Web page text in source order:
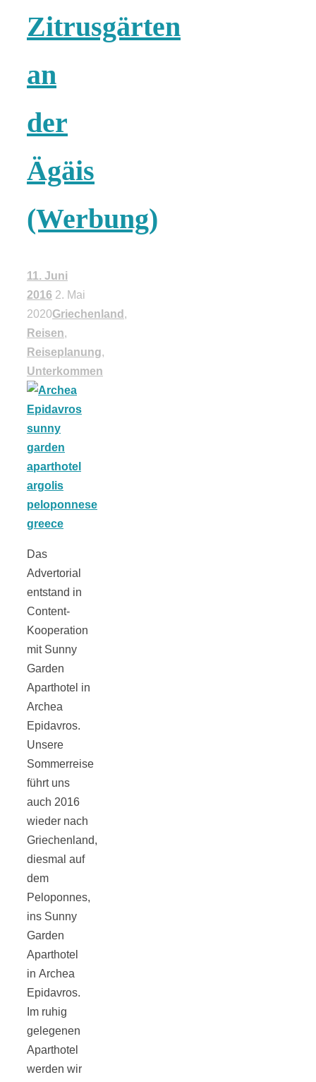
Zitrusgärten
an
der
Ägäis
(Werbung)
11. Juni
2016 2. Mai
2020Griechenland ,
Reisen,
Reiseplanung,
Unterkommen
Das
Advertorial
entstand in
Content-
Kooperation
mit Sunny
Garden
Aparthotel in
Archea
Epidavros.
Unsere
Sommerreise
führt uns
auch 2016
wieder nach
Griechenland,
diesmal auf
dem
Peloponnes,
ins Sunny
Garden
Aparthotel
in Archea
Epidavros.
Im ruhig
gelegenen
Aparthotel
werden wir
kapama –